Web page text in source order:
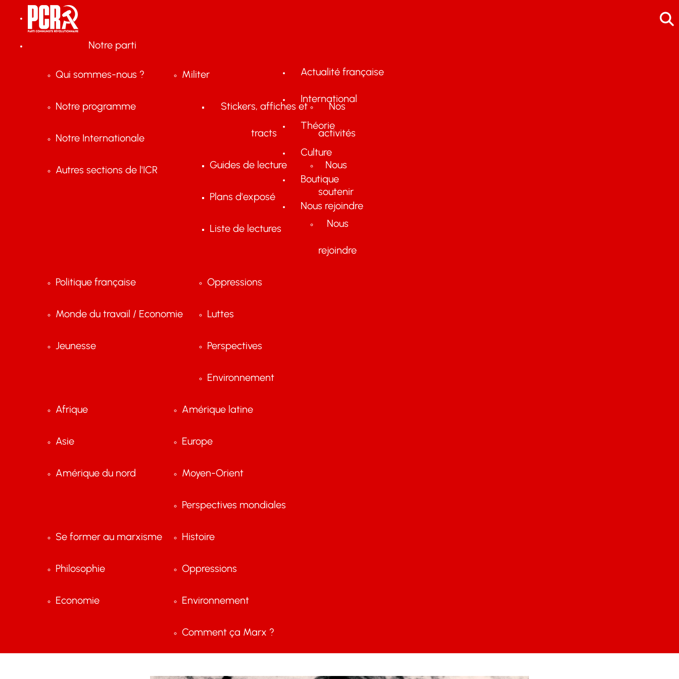
Notre parti
Qui sommes-nous ?
Notre programme
Notre Internationale
Autres sections de l'ICR
Militer
Stickers, affiches et
tracts
Guides de lecture
Plans d'exposé
Liste de lectures
Nos
activités
Nous
soutenir
Nous
rejoindre
Actualité française
Politique française
Monde du travail / Economie
Jeunesse
Oppressions
Luttes
Perspectives
Environnement
International
Afrique
Asie
Amérique du nord
Amérique latine
Europe
Moyen-Orient
Perspectives mondiales
Théorie
Se former au marxisme
Philosophie
Economie
Histoire
Oppressions
Environnement
Comment ça Marx ?
Culture
Boutique
Nous rejoindre